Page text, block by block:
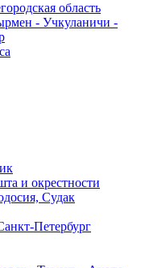
область
- Учкуланичи -
и окрестности
Судак
Петербург